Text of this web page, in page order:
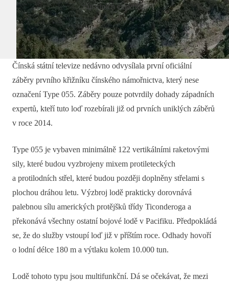
západních expertů...
Čínská státní televize nedávno odvysílala první oficiální
záběry prvního křižníku čínského námořnictva, který nese
označení Type 055. Záběry pouze potvrdily dohady západních
expertů, kteří tuto loď rozebírali již od prvních uniklých záběrů
v roce 2014.
Type 055 je vybaven minimálně 122 vertikálními raketovými
sily, které budou vyzbrojeny mixem protileteckých
a protilodních střel, které budou později doplněny střelami s
plochou dráhou letu. Výzbroj lodě prakticky dorovnává
palebnou sílu amerických protějšků třídy Ticonderoga a
překonává všechny ostatní bojové lodě v Pacifiku. Předpokládá
se, že do služby vstoupí loď již v příštím roce. Odhady hovoří
o lodní délce 180 m a výtlaku kolem 10.000 tun.
Lodě tohoto typu jsou multifunkční. Dá se očekávat, že mezi